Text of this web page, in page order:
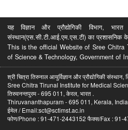
यह विज्ञान और प्रौद्योगिकी विभाग,
संस्थान(एस.सी.टी.आई.एम.एस.टी) का प्रशासनिक
This is the official Website of Sree Chitra
of Science & Technology, Government of
श्री चित्रा तिरुनाल आयुर्विज्ञान और प्रौद्योगिकी संस्थान,
Sree Chitra Tirunal Institute for Medical
तिरुवनन्तपुरम - 695 011, केरल, भारत .
Thiruvananthapuram - 695 011, Kerala,
ईमेल / Email:sct@sctimst.ac.in
फोण/Phone : 91-471-2443152 फैक्स/Fax : 91-